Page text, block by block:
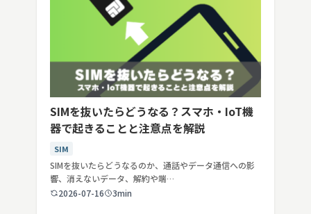
SIMを抜いたらどうなる？スマホ・IoT機
器で起きることと注意点を解説
SIM
SIMを抜いたらどうなるのか、通話やデータ通信への影
響、消えないデータ、解約や端…
2026-07-16
3min